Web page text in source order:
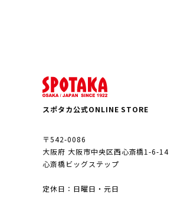
スポタカ公式ONLINE STORE
〒542-0086
大阪府 大阪市中央区西心斎橋1-6-14
心斎橋ビッグステップ
定休日：日曜日・元日